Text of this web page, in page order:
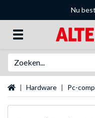
Nu
Startpagina
Hardware Pc-